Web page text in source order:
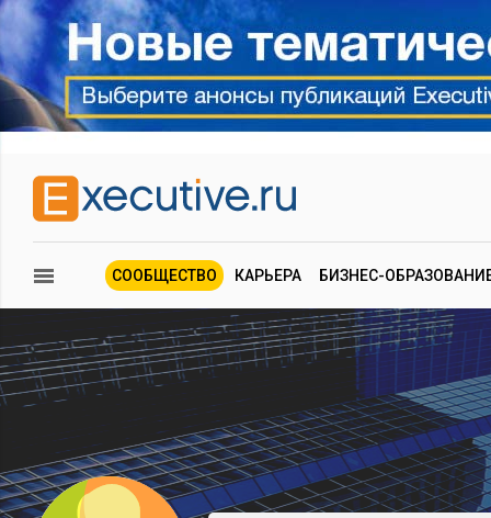
СООБЩЕСТВО КАРЬЕРА БИЗНЕС-